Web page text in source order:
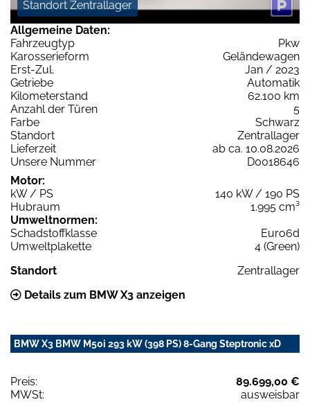
Standort Zentrallager
Allgemeine Daten:
Fahrzeugtyp
Pkw
Karosserieform
Geländewagen
Erst-Zul.
Jan / 2023
Getriebe
Automatik
Kilometerstand
62.100 km
Anzahl der Türen
5
Farbe
Schwarz
Standort
Zentrallager
Lieferzeit
ab ca. 10.08.2026
Unsere Nummer
D0018646
Motor:
kW / PS
140 kW / 190 PS
Hubraum
1.995 cm³
Umweltnormen:
Schadstoffklasse
Euro6d
Umweltplakette
4 (Green)
Standort
Zentrallager
Details zum BMW X3 anzeigen
BMW X3 BMW M50i 293 kW (398 PS) 8-Gang Steptronic xD
Preis:
89.699,00 €
MWSt:
ausweisbar